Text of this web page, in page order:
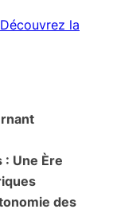
la
Une Ère
des